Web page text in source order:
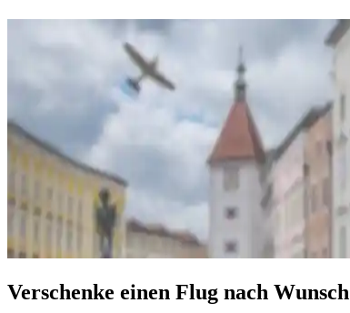
Verschenke einen Flug nach Wunsch